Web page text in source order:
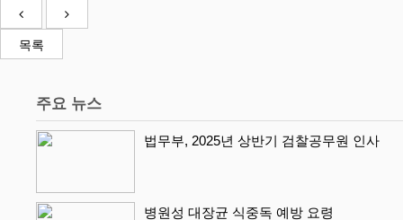
목록
주요 뉴스
법무부, 2025년 상반기 검찰공무원 인사
병원성 대장균 식중독 예방 요령